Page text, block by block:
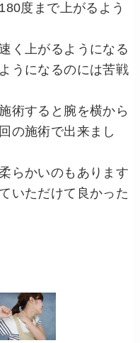
度まで上がるよう
く上がるようになる
うになるのには苦戦
術すると腕を横から
の施術で出来まし
らかいのもあります
いただけて良かった